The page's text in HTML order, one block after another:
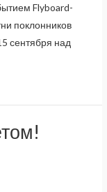
Flyboard-
поклонников
сентября над